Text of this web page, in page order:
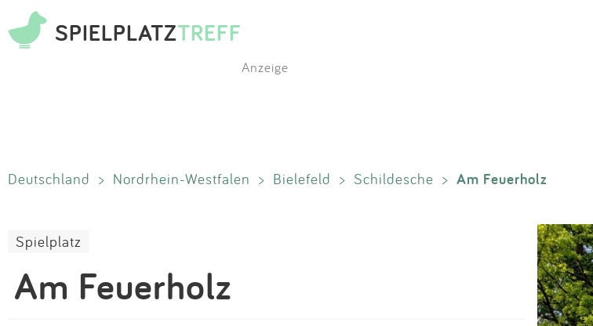
SPIELPLATZTREFF
App
Blog
Partner
Kontakt
Anzeige
Deutschland > Nordrhein-Westfalen > Bielefeld > Schildesche > Am Feuerholz
Spielplatz
Am Feuerholz